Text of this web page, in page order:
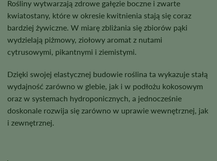
Rośliny wytwarzają zdrowe gałęzie boczne i zwarte
kwiatostany, które w okresie kwitnienia stają się coraz
bardziej żywiczne. W miarę zbliżania się zbiorów pąki
wydzielają piżmowy, ziołowy aromat z nutami
cytrusowymi, pikantnymi i ziemistymi.
Dzięki swojej elastycznej budowie roślina ta wykazuje stałą
wydajność zarówno w glebie, jak i w podłożu kokosowym
oraz w systemach hydroponicznych, a jednocześnie
doskonale rozwija się zarówno w uprawie wewnętrznej, jak
i zewnętrznej.